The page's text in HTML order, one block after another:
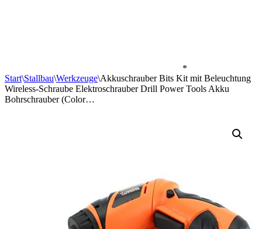
*
Start\Stallbau\Werkzeuge\Akkuschrauber Bits Kit mit Beleuchtung
Wireless-Schraube Elektroschrauber Drill Power Tools Akku
Bohrschrauber (Color…